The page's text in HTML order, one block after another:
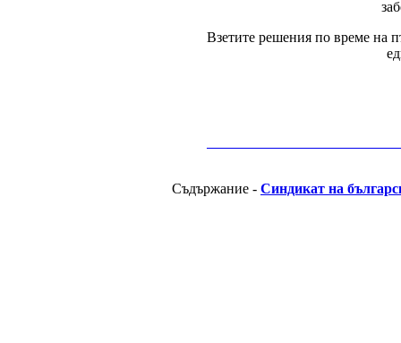
Взетите решения по време на
Съдържание - Синдикат на